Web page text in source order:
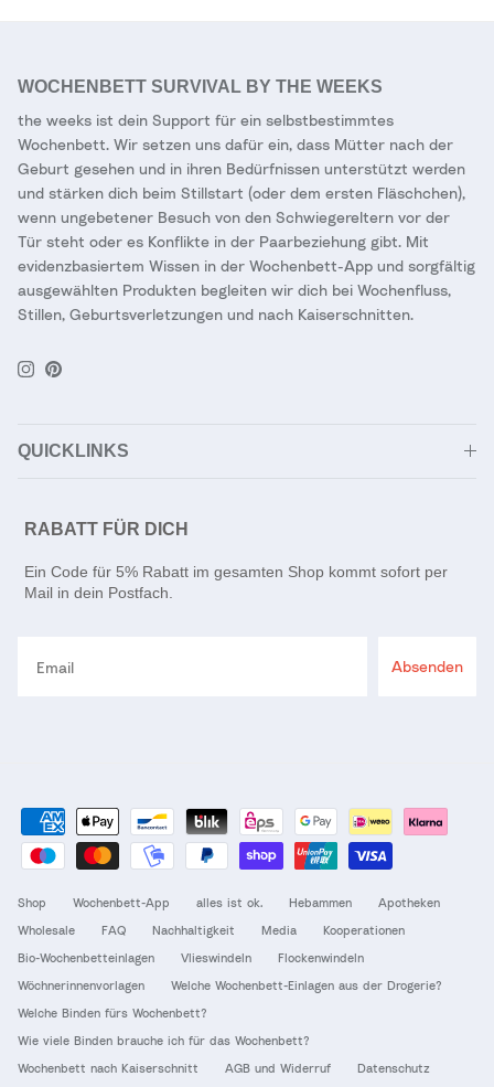
WOCHENBETT SURVIVAL BY THE WEEKS
the weeks ist dein Support für ein selbstbestimmtes
Wochenbett. Wir setzen uns dafür ein, dass Mütter nach der
Geburt gesehen und in ihren Bedürfnissen unterstützt werden
und stärken dich beim Stillstart (oder dem ersten Fläschchen),
wenn ungebetener Besuch von den Schwiegereltern vor der
Tür steht oder es Konflikte in der Paarbeziehung gibt. Mit
evidenzbasiertem Wissen in der Wochenbett-App und sorgfältig
ausgewählten Produkten begleiten wir dich bei Wochenfluss,
Stillen, Geburtsverletzungen und nach Kaiserschnitten.
Instagram
Pinterest
QUICKLINKS
RABATT FÜR DICH
Ein Code für 5% Rabatt im gesamten Shop kommt sofort per
Mail in dein Postfach.
Absenden
Shop Wochenbett-App alles ist ok. Hebammen
Apotheken
Wholesale
FAQ Nachhaltigkeit Media
Kooperationen
Bio-Wochenbetteinlagen
Vlieswindeln
Flockenwindeln
Wöchnerinnenvorlagen
Welche Wochenbett-Einlagen aus der Drogerie?
Welche Binden fürs Wochenbett?
Wie viele Binden brauche ich für das Wochenbett?
Wochenbett nach Kaiserschnitt
AGB und Widerruf Datenschutz